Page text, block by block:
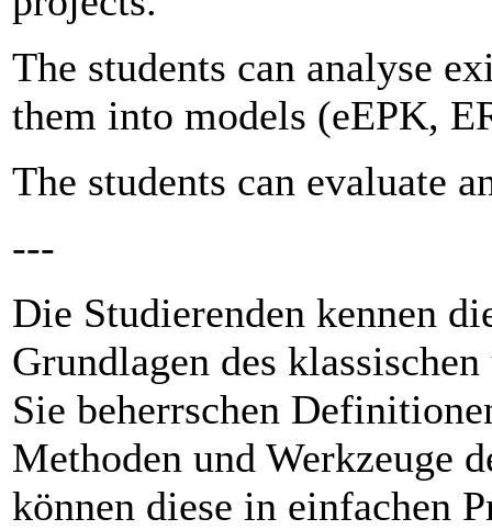
The students can analyse
them into models (eEPK,
The students can evaluate
---
Die Studierenden kennen
Grundlagen des
Sie beherrschen
Methoden und Werkzeuge
können diese in einfachen